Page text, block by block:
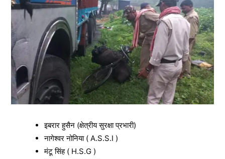
इबरार हुसैन (क्षेत्रीय सुरक्षा प्रभारी)
नागेश्वर नोनिया ( A.S.S.I )
मंटू सिंह ( H.S.G )